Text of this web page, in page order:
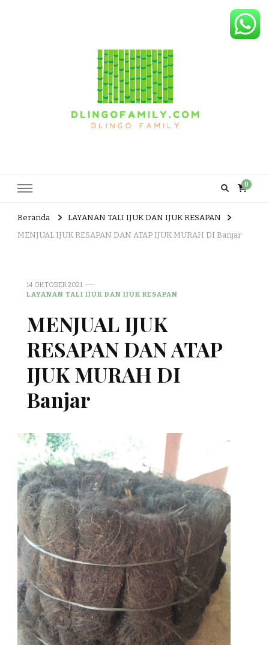
0
Beranda
LAYANAN TALI IJUK DAN IJUK RESAPAN
MENJUAL IJUK RESAPAN DAN ATAP IJUK MURAH DI Banjar
14 OKTOBER 2021
LAYANAN TALI IJUK DAN IJUK RESAPAN
MENJUAL IJUK
RESAPAN DAN ATAP
IJUK MURAH DI
Banjar